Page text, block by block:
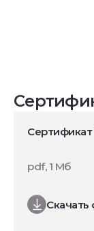
Сертификат
Скачать
pdf, 1 Мб